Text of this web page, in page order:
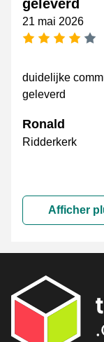
geleverd
21 mai 2026
duidelijke
geleverd
Ronald
Ridderkerk
Afficher